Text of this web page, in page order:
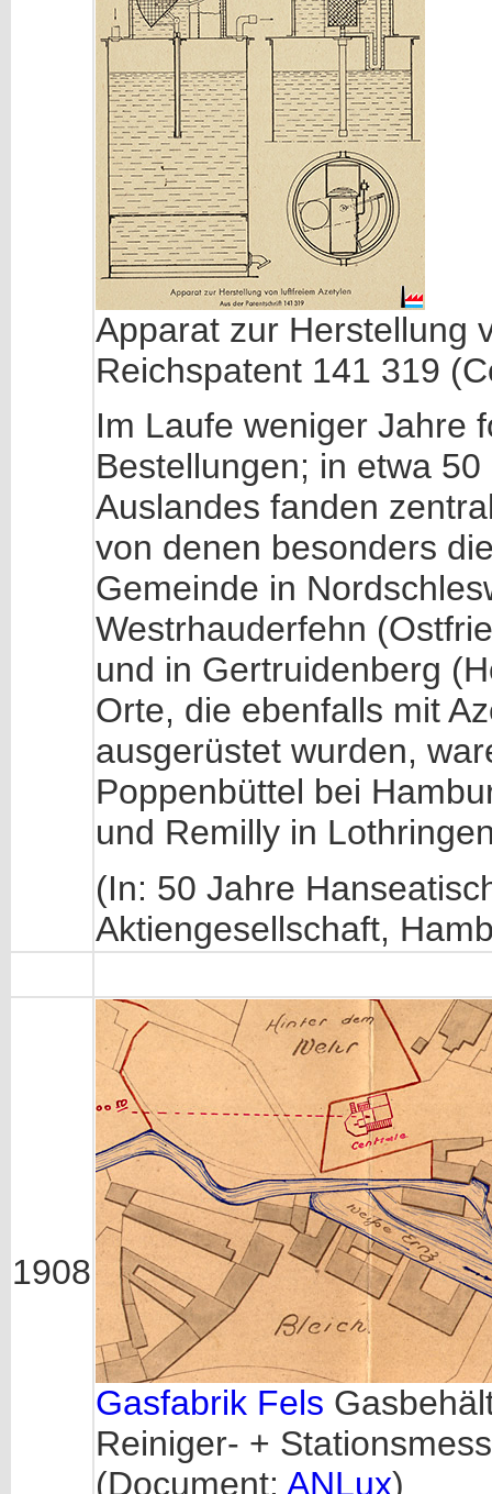
Apparat zur Herstellung
Reichspatent 141 319
Im Laufe weniger Jahre
Bestellungen; in etwa
Auslandes fanden
von denen besonders
Gemeinde in
Westrhauderfehn
und in Gertruidenberg
Orte, die ebenfalls mit
ausgerüstet wurden,
Poppenbüttel bei
und Remilly in
(In: 50 Jahre
Aktiengesellschaft,
1908
Gasfabrik Fels
Reiniger- +
(Document: ANLux)